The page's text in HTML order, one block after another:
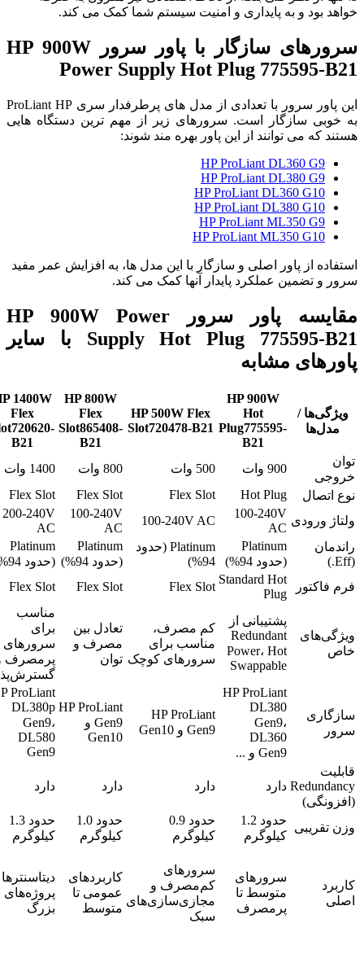
خواهد بود و به پایداری و امنیت سیستم شما کمک می کند.
سرورهای سازگار با پاور سرور HP 900W
Power Supply Hot Plug 775595-B21
این پاور سرور با تعدادی از مدل های پرطرفدار سری ProLiant HP
به خوبی سازگار است. سرورهای زیر از مهم ترین دستگاه هایی
هستند که می توانند از این پاور بهره مند شوند:
HP ProLiant DL360 G9
HP ProLiant DL380 G9
HP ProLiant DL360 G10
HP ProLiant DL380 G10
HP ProLiant ML350 G9
HP ProLiant ML350 G10
استفاده از پاور اصلی و سازگار با این مدل ها، به افزایش عمر مفید
سرور و تضمین عملکرد پایدار آنها کمک می کند.
مقایسه پاور سرور HP 900W Power
Supply Hot Plug 775595-B21 با سایر
پاورهای مشابه
ویژگی‌ها /
مدل‌ها
HP 900W
Hot
Plug775595-
B21
HP 500W Flex
Slot720478-B21
HP 800W
Flex
Slot865408-
B21
1400W
Flex
B21
توان
خروجی
900 وات 500 وات 800 وات
1400 وات
نوع اتصال
Hot Plug
Flex Slot
Flex Slot
Flex Slot
ولتاژ ورودی
100-240V
AC
100-240V AC
100-240V
AC
200-240V
AC
راندمان
(Eff.)
Platinum
(حدود 94%)
Platinum (حدود
94%)
Platinum
(حدود 94%)
Platinum
(حدود 94%)
فرم فاکتور
Standard Hot
Plug
Flex Slot
Flex Slot
Flex Slot
ویژگی‌های
خاص
پشتیبانی از
Redundant
Power، Hot
Swappable
کم مصرف،
مناسب برای
سرورهای کوچک
تعادل بین
مصرف و
توان
مناسب
برای
سرورهای
پرمصرف
سازگاری
سرور
HP ProLiant
DL380
Gen9،
DL360
Gen9 و ...
HP ProLiant
Gen9 و Gen10
HP ProLiant
Gen9 و
Gen10
ProLiant
DL380p
Gen9،
DL580
Gen9
قابلیت
Redundancy
(افزونگی)
دارد دارد دارد دارد
وزن تقریبی
حدود 1.2
کیلوگرم
حدود 0.9
کیلوگرم
حدود 1.0
کیلوگرم
حدود 1.3
کیلوگرم
کاربرد
اصلی
سرورهای
متوسط تا
پرمصرف
سرورهای
کم‌مصرف و
مجازی‌سازی‌های
سبک
کاربردهای
عمومی تا
متوسط
پروژه‌های
بزرگ